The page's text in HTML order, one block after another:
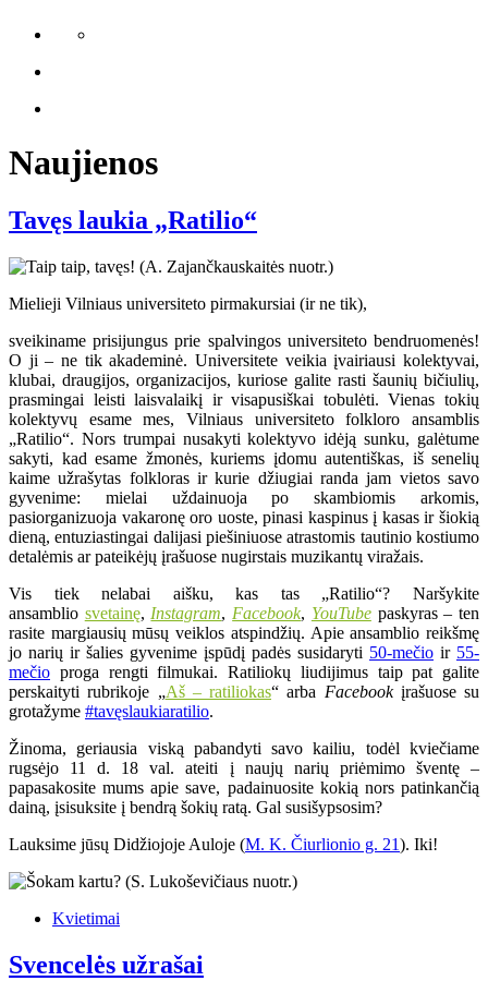
Naujienos
Tavęs laukia „Ratilio“
Mielieji Vilniaus universiteto pirmakursiai (ir ne tik),
sveikiname prisijungus prie spalvingos universiteto bendruomenės!
O ji – ne tik akademinė. Universitete veikia įvairiausi kolektyvai,
klubai, draugijos, organizacijos, kuriose galite rasti šaunių bičiulių,
prasmingai leisti laisvalaikį ir visapusiškai tobulėti. Vienas tokių
kolektyvų esame mes, Vilniaus universiteto folkloro ansamblis
„Ratilio“. Nors trumpai nusakyti kolektyvo idėją sunku, galėtume
sakyti, kad esame žmonės, kuriems įdomu autentiškas, iš senelių
kaime užrašytas folkloras ir kurie džiugiai randa jam vietos savo
gyvenime: mielai uždainuoja po skambiomis arkomis,
pasiorganizuoja vakaronę oro uoste, pinasi kaspinus į kasas ir šiokią
dieną, entuziastingai dalijasi piešiniuose atrastomis tautinio kostiumo
detalėmis ar pateikėjų įrašuose nugirstais muzikantų viražais.
Vis tiek nelabai aišku, kas tas „Ratilio“? Naršykite
ansamblio svetainę, Instagram, Facebook, YouTubepaskyras – ten
rasite margiausių mūsų veiklos atspindžių. Apie ansamblio reikšmę
jo narių ir šalies gyvenime įspūdį padės susidaryti 50-mečio ir 55-
mečio proga rengti filmukai. Ratiliokų liudijimus taip pat galite
perskaityti rubrikoje „Aš – ratiliokas“ arba Facebookįrašuose su
grotažyme #tavęslaukiaratilio.
Žinoma, geriausia viską pabandyti savo kailiu, todėl kviečiame
rugsėjo 11 d. 18 val. ateiti į naujų narių priėmimo šventę –
papasakosite mums apie save, padainuosite kokią nors patinkančią
dainą, įsisuksite į bendrą šokių ratą. Gal susišypsosim?
Lauksime jūsų Didžiojoje Auloje (M. K. Čiurlionio g. 21). Iki!
Kvietimai
Svencelės užrašai